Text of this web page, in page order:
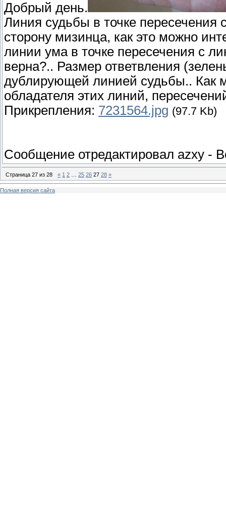
Добрый день.
Линия судьбы в точке пересечения
сторону мизинца, как это можно
линии ума в точке пересечения с
верна?.. Размер ответвления
дублирующей линией судьбы.. Как
обладателя этих линий,
Прикрепления: 7231564.jpg (97.7 Kb)
Сообщение отредактировал azxy -
Страница 27 из 28 « 1 2 25 26 27 28 »
Полная версия сайта